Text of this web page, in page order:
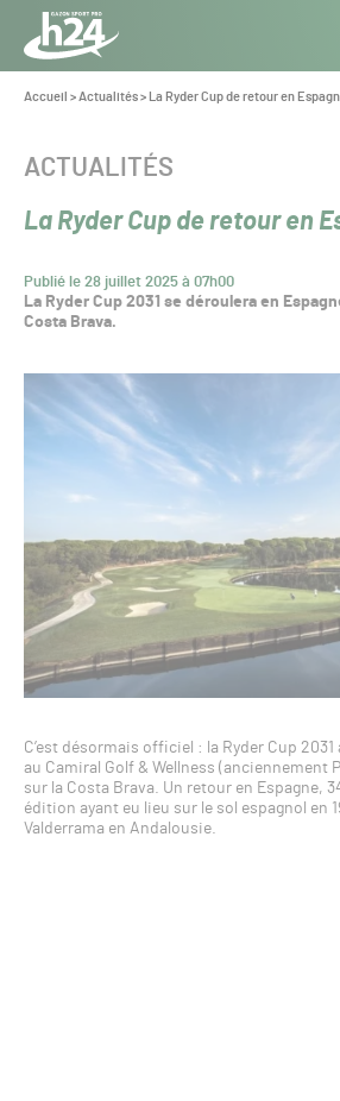
Panneau de gestion des cookies
Aller au contenu
Toute
l’info
Pro
Vous
Accueil >Actualités> La Ryder Cup de retour en
La Ryder Cup de retour en
Publié le 28 juillet 2025 à 07h00
CATÉGORIE :
ACTUALITÉS
La Ryder Cup 2031 se déroulera en
Costa Brava.
C’est désormais officiel : la Ryder Cup 2031
au Camiral Golf & Wellness (anciennement
sur la Costa Brava. Un retour en Espagne,
édition ayant eu lieu sur le sol espagnol en
Valderrama en Andalousie.